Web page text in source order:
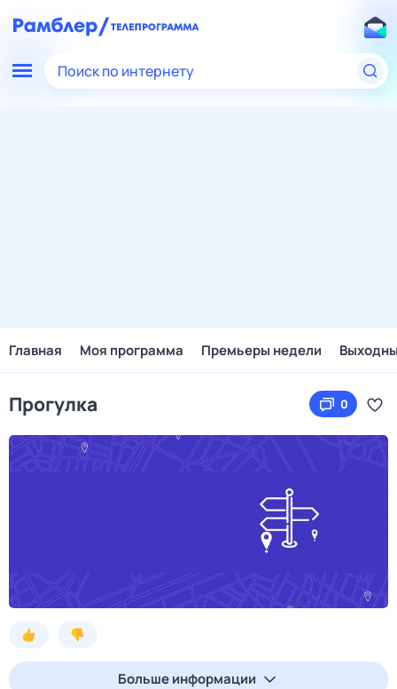
Поиск по интернету
Главная Моя программа Премьеры недели
Прогулка 0
Больше информации